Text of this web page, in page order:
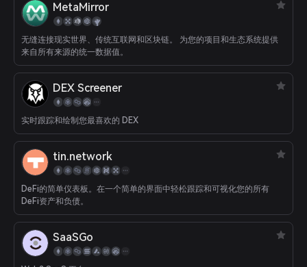
MetaMirror
无缝连接现实世界、传统互联网和区块链。 为您的项目和生态系统提供
来自所有来源的统一数据值。
DEX Screener
实时跟踪和绘制您最喜欢的 DEX
tin.network
DeFi的简单仪表板。在一个简单的界面中轻松跟踪和可视化您的所有
DeFi资产和负债。
SaaSGo